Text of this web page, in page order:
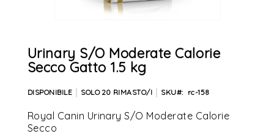
OFFERTE PESCI
GIFT CARD
della
galleria
di
immagini
Urinary S/O Moderate Calorie
Secco Gatto 1.5 kg
DISPONIBILE SOLO 20 RIMASTO/I SKU rc-158
Royal Canin Urinary S/O Moderate Calorie
Secco